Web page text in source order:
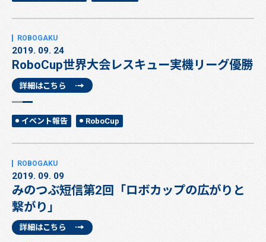
2019. 09. 24
RoboCup世界大会レスキュー実機リーグ優勝
詳細はこちら
イベント報告 RoboCup
2019. 09. 09
みのつぶ短信第2回「ロボカップの広がりと
繋がり」
詳細はこちら